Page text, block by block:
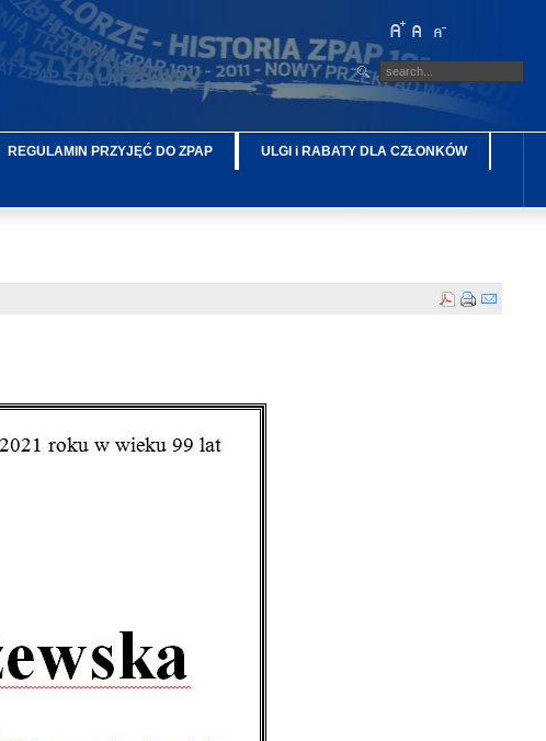
REGULAMIN PRZYJĘĆ DO ZPAP ULGI i RABATY DLA CZŁONKÓW